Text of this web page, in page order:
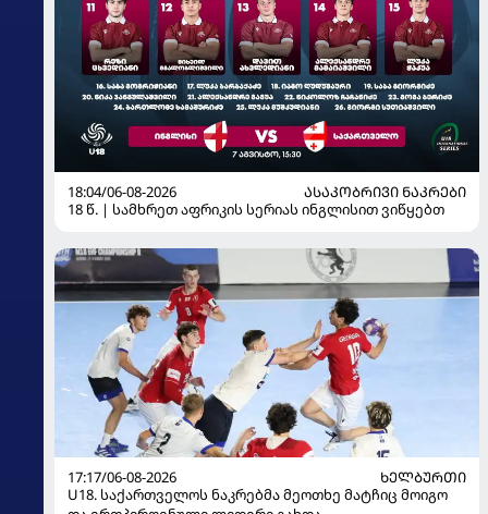
18:04/06-08-2026
ᲐᲡᲐᲙᲝᲑᲠᲘᲕᲘ ᲜᲐᲙᲠᲔᲑᲘ
18 წ. | სამხრეთ აფრიკის სერიას ინგლისით ვიწყებთ
17:17/06-08-2026
ᲮᲔᲚᲑᲣᲠᲗᲘ
U18. საქართველოს ნაკრებმა მეოთხე მატჩიც მოიგო